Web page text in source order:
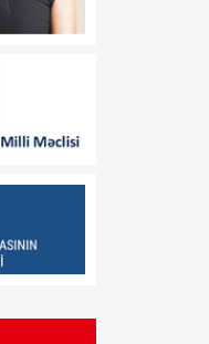
06 Avqust
06 Avqust